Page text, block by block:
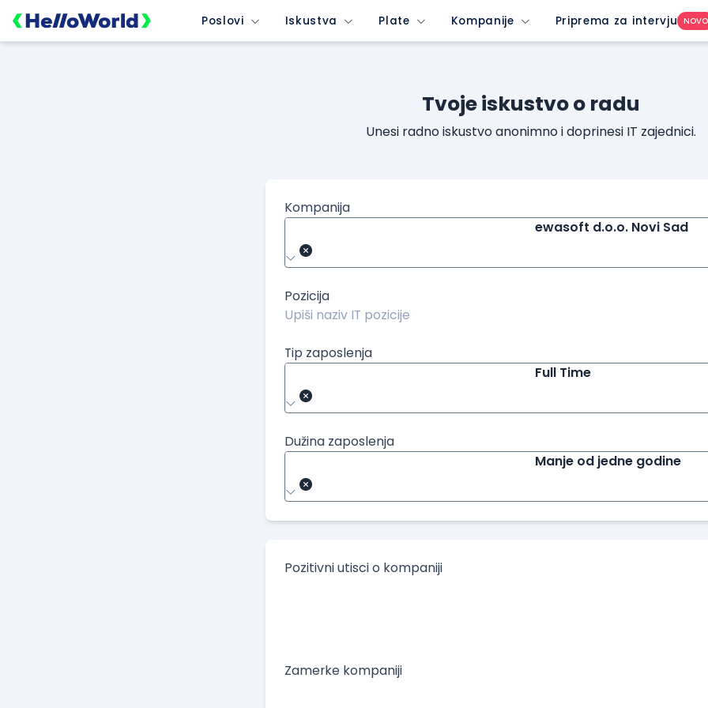
Poslovi Iskustva Plate Kompanije Priprema za intervju NOVO
Tvoje iskustvo o radu
Unesi radno iskustvo anonimno i doprinesi IT zajednici.
Kompanija
ewasoft d.o.o. Novi Sad
Pozicija
Tip zaposlenja
Full Time
Dužina zaposlenja
Manje od jedne godine
Pozitivni utisci o kompaniji
Zamerke kompaniji